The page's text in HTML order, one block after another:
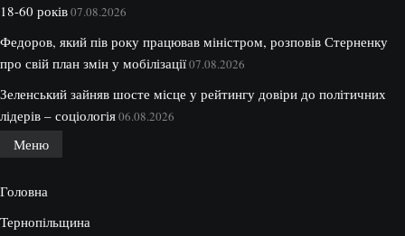
18-60 років07.08.2026
Федоров, який пів року працював міністром, розповів Стерненку
про свій план змін у мобілізації07.08.2026
Зеленський зайняв шосте місце у рейтингу довіри до політичних
лідерів – соціологія06.08.2026
Меню
Головна
Тернопільщина